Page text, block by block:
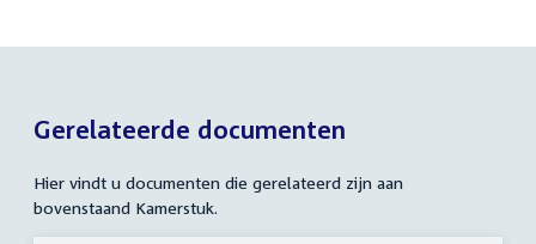
Gerelateerde documenten
Hier vindt u documenten die gerelateerd zijn aan
bovenstaand Kamerstuk.